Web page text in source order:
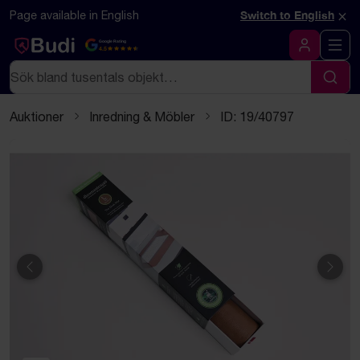
Hoppa till innehåll
Textbaserad (markdown) version av denna sida
Page available in English Switch to English ×
Google Rating
4.5
Logga in
Sök
Sök
Auktioner Inredning & Möbler ID: 19/40797
Föregående